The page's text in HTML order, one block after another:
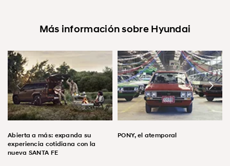
Más información sobre Hyundai
Abierta a más: expanda su
experiencia cotidiana con la
nueva SANTA FE
PONY, el atemporal